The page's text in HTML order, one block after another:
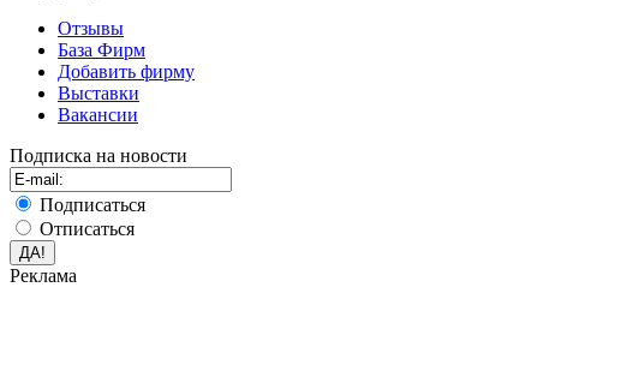
Отзывы
База Фирм
Добавить фирму
Выставки
Вакансии
Подписка на новости
Подписаться
Отписаться
Реклама